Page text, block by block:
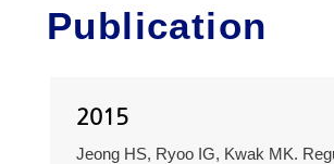
Publication
2015
Jeong HS, Ryoo IG, Kwak MK.